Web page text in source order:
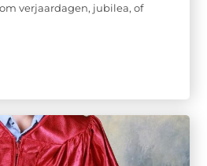
verjaardagen, jubilea, of